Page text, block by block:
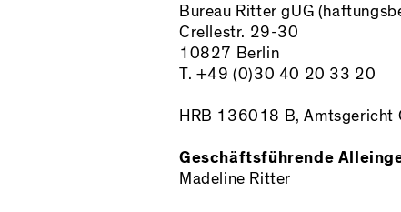
Bureau Ritter gUG
Crellestr. 29-30
10827 Berlin
T. +49 (0)30 40 20 33 20
HRB 136018 B, Amtsgericht
Geschäftsführende
Madeline Ritter